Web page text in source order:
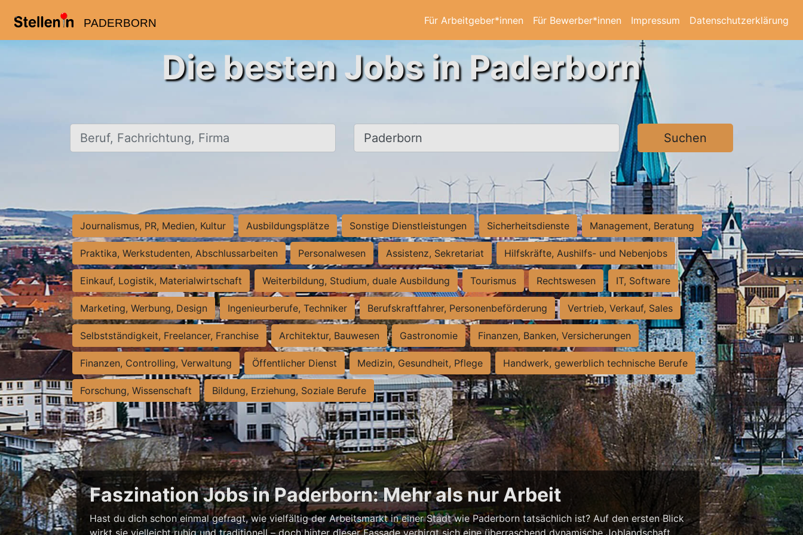
PADERBORN Für Arbeitgeber*innen Für Bewerber*innen Impressum Datenschutzerklärung
Die besten Jobs in Paderborn
Beruf, Fachrichtung, Firma Ort, Stadt Suchen
Journalismus, PR, Medien, Kultur Ausbildungsplätze Sonstige Dienstleistungen Sicherheitsdienste Management, Beratung
Praktika, Werkstudenten, Abschlussarbeiten Personalwesen Assistenz, Sekretariat Hilfskräfte, Aushilfs- und Nebenjobs
Einkauf, Logistik, Materialwirtschaft Weiterbildung, Studium, duale Ausbildung Tourismus Rechtswesen IT, Software
Marketing, Werbung, Design Ingenieurberufe, Techniker Berufskraftfahrer, Personenbeförderung Vertrieb, Verkauf, Sales
Selbstständigkeit, Freelancer, Franchise Architektur, Bauwesen Gastronomie Finanzen, Banken, Versicherungen
Finanzen, Controlling, Verwaltung Öffentlicher Dienst Medizin, Gesundheit, Pflege Handwerk, gewerblich technische Berufe
Forschung, Wissenschaft Bildung, Erziehung, Soziale Berufe
Faszination Jobs in Paderborn: Mehr als nur Arbeit
Hast du dich schon einmal gefragt, wie vielfältig der Arbeitsmarkt in einer Stadt wie Paderborn tatsächlich ist? Auf den ersten Blick